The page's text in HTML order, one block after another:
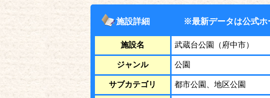
施設詳細 ※最新データは公式ホ
施設名 武蔵台公園（府中市）
ジャンル 公園
サブカテゴリ 都市公園、地区公園